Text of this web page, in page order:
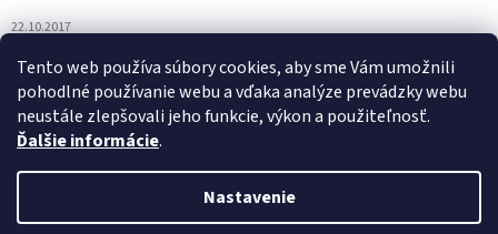
Tento web používa súbory cookies, aby sme Vám umožnili
pohodlné používanie webu a vďaka analýze prevádzky webu
neustále zlepšovali jeho funkcie, výkon a použiteľnosť.
Ďalšie informácie.
Nastavenie
22.10.2017
Spoznajte prírodnú kozmetiku Sante
10.10.2017